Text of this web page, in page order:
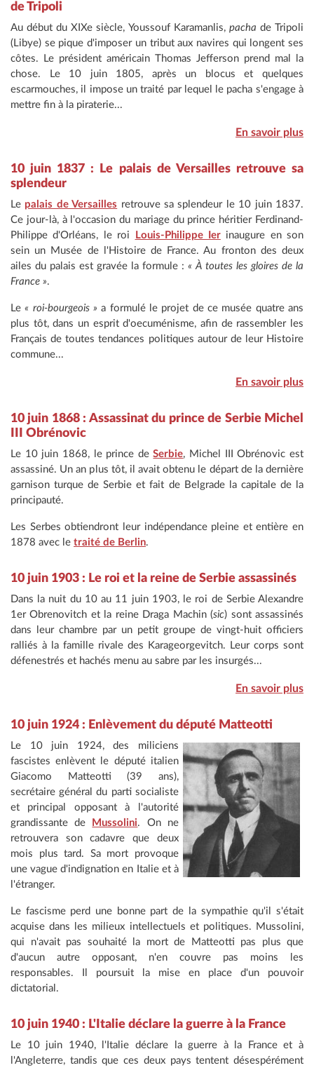
de Tripoli
Au début du XIXe siècle, Youssouf Karamanlis, pacha de Tripoli
(Libye) se pique d'imposer un tribut aux navires qui longent ses
côtes. Le président américain Thomas Jefferson prend mal la
chose. Le 10 juin 1805, après un blocus et quelques
escarmouches, il impose un traité par lequel le pacha s'engage à
mettre fin à la piraterie...
En savoir plus
10 juin 1837 : Le palais de Versailles retrouve sa
splendeur
Le palais de Versailles retrouve sa splendeur le 10 juin 1837.
Ce jour-là, à l'occasion du mariage du prince héritier Ferdinand-
Philippe d'Orléans, le roi
Louis-Philippe Ierinaugure en son
sein un Musée de l'Histoire de France. Au fronton des deux
ailes du palais est gravée la formule : « À toutes les gloires de la
France ».
Le« roi-bourgeois » a formulé le projet de ce musée quatre ans
plus tôt, dans un esprit d'oecuménisme, afin de rassembler les
Français de toutes tendances politiques autour de leur Histoire
commune...
En savoir plus
10 juin 1868 : Assassinat du prince de Serbie Michel
III Obrénovic
Le 10 juin 1868, le prince deSerbie, Michel III Obrénovic est
assassiné. Un an plus tôt, il avait obtenu le départ de la dernière
garnison turque de Serbie et fait de Belgrade la capitale de la
principauté.
Les Serbes obtiendront leur indépendance pleine et entière en
1878 avec le traité de Berlin.
10 juin 1903 : Le roi et la reine de Serbie assassinés
Dans la nuit du 10 au 11 juin 1903, le roi de Serbie Alexandre
1er Obrenovitch et la reine Draga Machin (sic) sont assassinés
dans leur chambre par un petit groupe de vingt-huit officiers
ralliés à la famille rivale des Karageorgevitch. Leur corps sont
défenestrés et hachés menu au sabre par les insurgés...
En savoir plus
10 juin 1924 : Enlèvement du député Matteotti
Le 10 juin 1924, des miliciens
fascistes enlèvent le député italien
Giacomo Matteotti (39 ans),
secrétaire général du parti socialiste
et principal opposant à l'autorité
grandissante de
Mussolini. On ne
retrouvera son cadavre que deux
mois plus tard. Sa mort provoque
une vague d'indignation en Italie et à
l'étranger.
Le fascisme perd une bonne part de la sympathie qu'il s'était
acquise dans les milieux intellectuels et politiques. Mussolini,
qui n'avait pas souhaité la mort de Matteotti pas plus que
d'aucun autre opposant, n'en couvre pas moins les
responsables. Il poursuit la mise en place d'un pouvoir
dictatorial.
10 juin 1940 : L'Italie déclare la guerre à la France
Le 10 juin 1940, l'Italie déclare la guerre à la France et à
l'Angleterre, tandis que ces deux pays tentent désespérément